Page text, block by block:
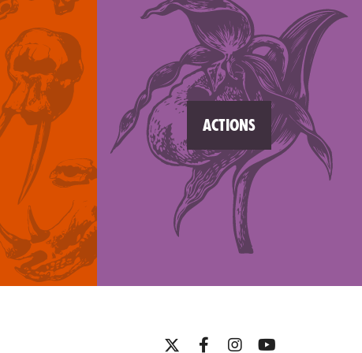
ACTIONS
TwitterFacebookInstagram